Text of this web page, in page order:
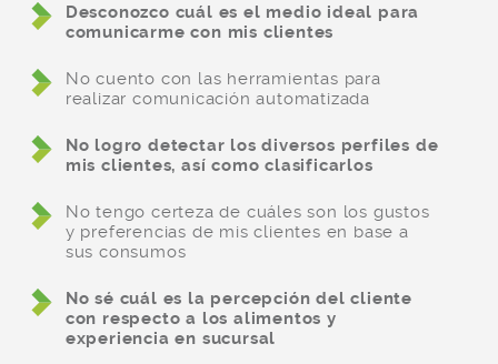
Desconozco cuál es el medio ideal para
comunicarme con mis clientes
No cuento con las herramientas para
realizar comunicación automatizada
No logro detectar los diversos perfiles de
mis clientes, así como clasificarlos
No tengo certeza de cuáles son los gustos
y preferencias de mis clientes en base a
sus consumos
No sé cuál es la percepción del cliente
con respecto a los alimentos y
experiencia en sucursal